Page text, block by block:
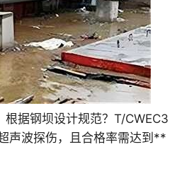
据钢坝设计规范？T/CWEC3
声波探伤，且合格率需达到**